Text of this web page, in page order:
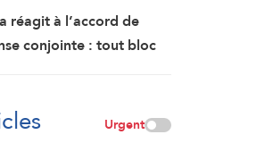
de renseignement
réagit à l’accord de
conjointe : tout bloc
est voué à l’échec
Urgent